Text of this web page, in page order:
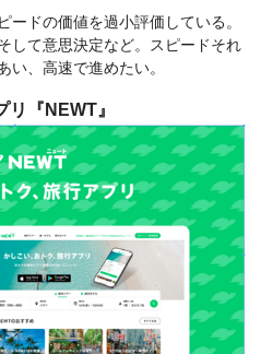
ドの価値を過小評価している。
して意思決定など。スピードそれ
い、高速で進めたい。
『NEWT』